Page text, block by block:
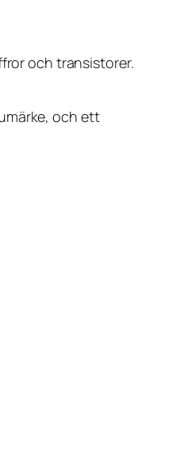
och transistorer.
och ett